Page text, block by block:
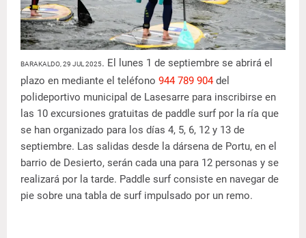
BARAKALDO, 29 JUL 2025. El lunes 1 de septiembre se abrirá el
plazo en mediante el teléfono 944 789 904del
polideportivo municipal de Lasesarre para inscribirse en
las 10 excursiones gratuitas de paddle surf por la ría que
se han organizado para los días 4, 5, 6, 12 y 13 de
septiembre. Las salidas desde la dársena de Portu, en el
barrio de Desierto, serán cada una para 12 personas y se
realizará por la tarde. Paddle surf consiste en navegar de
pie sobre una tabla de surf impulsado por un remo.